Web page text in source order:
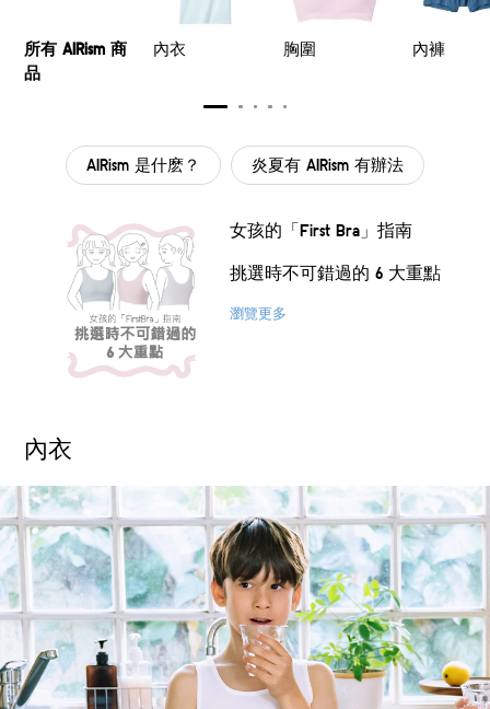
所有 AIRism 商
品
內衣 胸圍 內褲
AIRism 是什麽？ 炎夏有 AIRism 有辦法
女孩的「First Bra」指南
​ 挑選時不可錯過的 6 大重點​
瀏覽更多
內衣